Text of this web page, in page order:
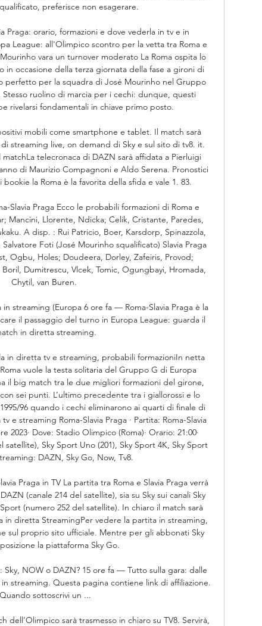
preferisce non esagerare.
Praga: orario, formazioni e dove vederla in tv e in
League: all'Olimpico scontro per la vetta tra Roma e
vara un turnover moderato La Roma ospita lo
in occasione della terza giornata della fase a gironi di
perfetto per la squadra di José Mourinho nel Gruppo
ruolino di marcia per i cechi: dunque, questi
rivelarsi fondamentali in chiave primo posto.
mobili come smartphone e tablet. Il match sarà
streaming live, on demand di Sky e sul sito di tv8. it.
telecronaca di DAZN sarà affidata a Pierluigi
di Maurizio Compagnoni e Aldo Serena. Pronostici
bookie la Roma è la favorita della sfida e vale 1. 83.
Slavia Praga Ecco le probabili formazioni di Roma e
Mancini, Llorente, Ndicka; Celik, Cristante, Paredes,
A disp. : Rui Patricio, Boer, Karsdorp, Spinazzola,
Foti (José Mourinho squalificato) Slavia Praga
Ogbu, Holes; Doudeera, Dorley, Zafeiris, Provod;
Dumitrescu, Vlcek, Tomic, Ogungbayi, Hromada,
Chytil, van Buren.
in streaming (Europa 6 ore fa — Roma-Slavia Praga è la
il passaggio del turno in Europa League: guarda il
in diretta streaming.
in diretta tv e streaming, probabili formazioniIn netta
vuole la testa solitaria del Gruppo G di Europa
il big match tra le due migliori formazioni del girone,
sei punti. L’ultimo precedente tra i giallorossi e lo
96 quando i cechi eliminarono ai quarti di finale di
e streaming Roma-Slavia Praga · Partita: Roma-Slavia
2023· Dove: Stadio Olimpico (Roma)· Orario: 21:00·
satellite), Sky Sport Uno (201), Sky Sport 4K, Sky Sport
DAZN, Sky Go, Now, Tv8.
Praga in TV La partita tra Roma e Slavia Praga verrà
(canale 214 del satellite), sia su Sky sui canali Sky
(numero 252 del satellite). In chiaro il match sarà
in diretta StreamingPer vedere la partita in streaming,
sul proprio sito ufficiale. Mentre per gli abbonati Sky
la piattaforma Sky Go.
Sky, NOW o DAZN? 15 ore fa — Tutto sulla gara: dalle
streaming. Questa pagina contiene link di affiliazione.
Quando sottoscrivi un ...
dell’Olimpico sarà trasmesso in chiaro su TV8. Servirà,